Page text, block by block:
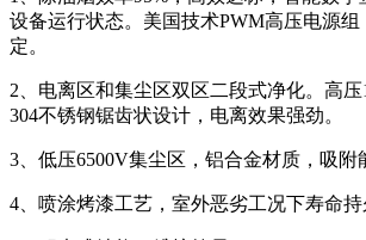
设备运行状态。美国技术PWM高压电源组
定。
2、电离区和集尘区双区二段式净化。高压
304不锈钢锯齿状设计，电离效果强劲。
3、低压6500V集尘区，铝合金材质，吸附
4、喷涂烤漆工艺，室外恶劣工况下寿命持